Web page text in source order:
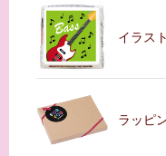
イラスト
ラッピ